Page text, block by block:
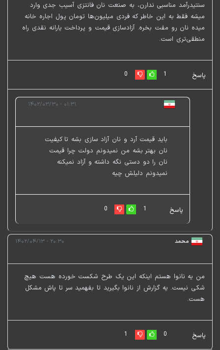
سنتیدرآمد مناسبی ندارن، به صنعت نان فانتزی آسیب جدی وارد
میشه فقط به این خاطر که فردی میلیون‌ها تومان پول اجاره خانه
میده نان رو مفت بخره. آزادسازی قیمت و پرداخت یارانه نقدی راه
منطقی‌تری است.
پاسخ 1
0
۰۱:۳۱ - ۱۴۰۲/۰۳/۳۰
باید قیمت آرد و نان آزاد سازی بشه تا کیفیت
نان بهتر بشه من نمیدونم دولت چرا قیمت
نان را دو دستی نگه داشته و آزاد نمیکنه
نمیدونم دلیلش چیه
پاسخ 1
0
محمد ۲۰:۳۰ - ۱۴۰۲/۰۴/۱۳
من یه نانوا هستم اینکه این یک طرح شکست خورده هست هیچ
شکی نیست. یه گزارش از نانوا بگیرید تا بفهمید سر تا پاش مشکل
هست.
پاسخ 0
1